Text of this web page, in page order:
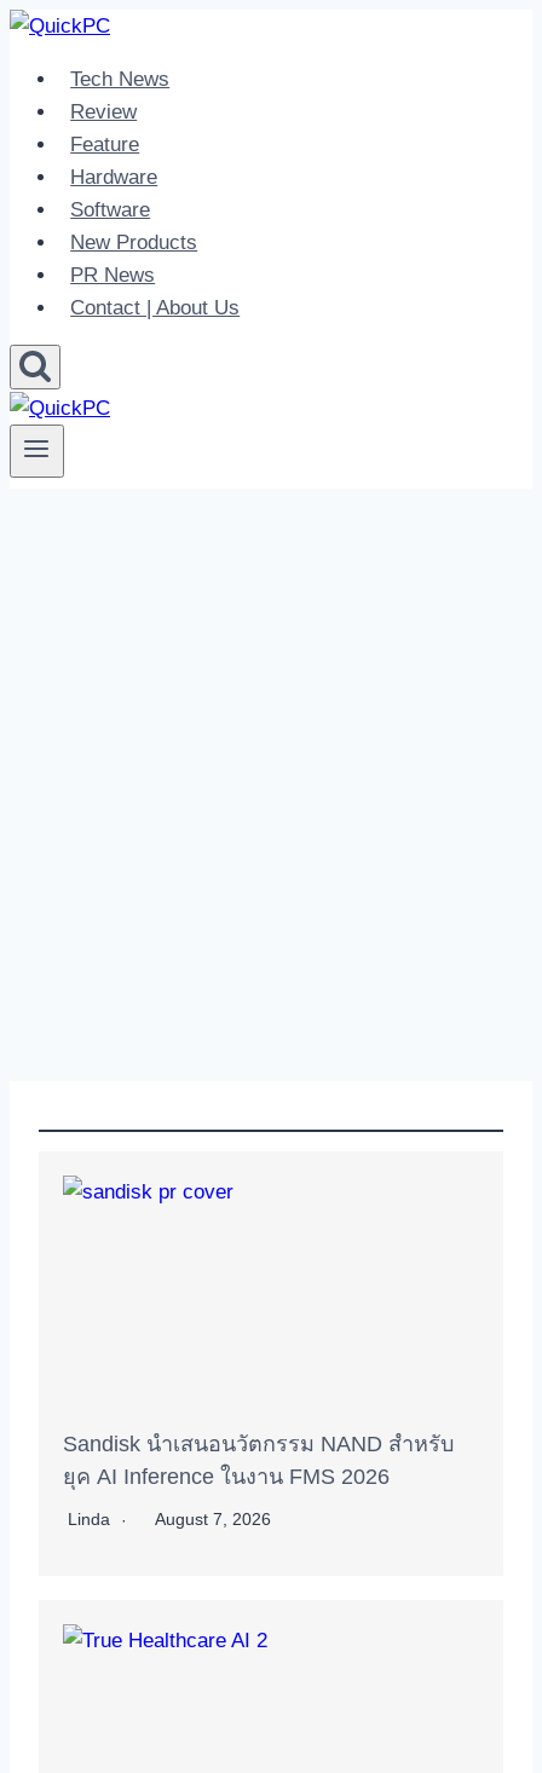
Skip
contentTech News
Review
Feature
Hardware
Software
New Products
PR News
Contact | About Us
Sandisk นำเสนอนวัตกรรม NAND สำหรับ
ยุค AI Inference ในงาน FMS 2026
Linda August 7, 2026